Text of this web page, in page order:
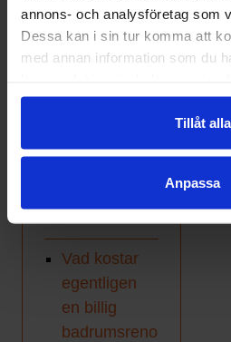
annons- och analysföretag som
Dessa kan i sin tur komma att
med annan information som du
Tillåt alla
Anpassa
Om något behöver åtgärdas
omgående. Ring en
ventilationsexpert som kan
Artiklar
Vad kostar
egentligen
en billig
badrumsreno